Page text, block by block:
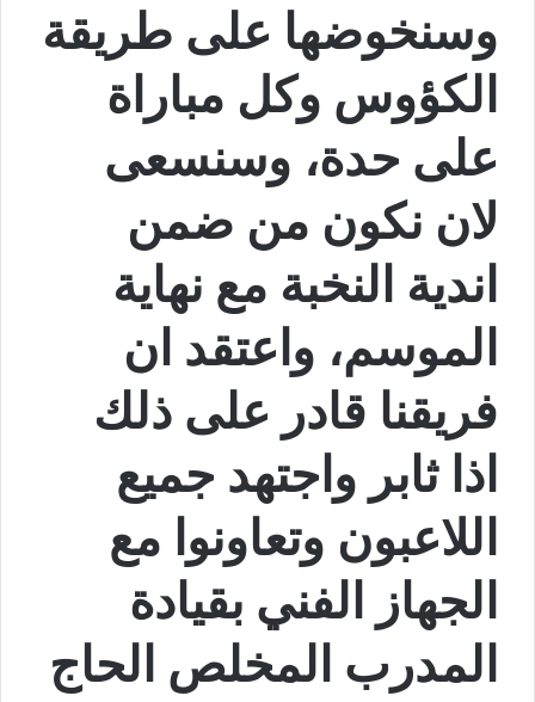
وسنخوضها على طريقة
الكؤوس وكل مباراة
على حدة، وسنسعى
لان نكون من ضمن
اندية النخبة مع نهاية
الموسم، واعتقد ان
فريقنا قادر على ذلك
اذا ثابر واجتهد جميع
اللاعبون وتعاونوا مع
الجهاز الفني بقيادة
المدرب المخلص الحاج